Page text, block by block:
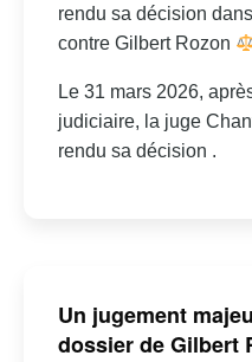
rendu sa décision
contre Gilbert Rozon
Le 31 mars 2026,
judiciaire, la juge
rendu sa décision .
Un jugement
dossier de Gilbert